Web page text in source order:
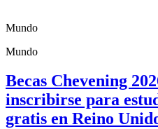
Mundo
Mundo
Becas Chevening
inscribirse para
gratis en Reino